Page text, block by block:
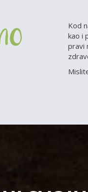
Kod
kao i
pravi